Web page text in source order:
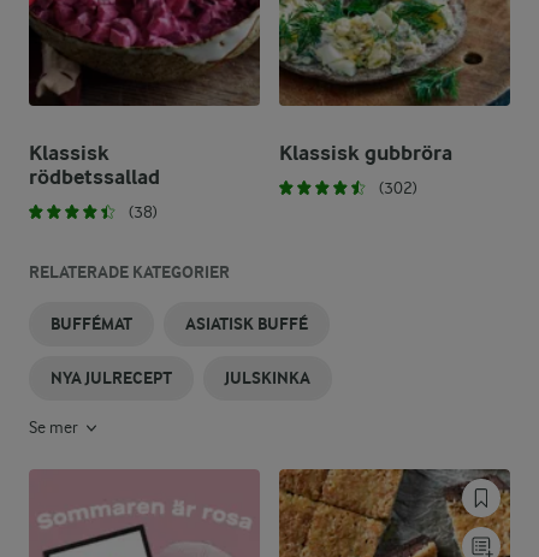
Klassisk
rödbetssallad
(38)
Klassisk gubbröra
(302)
RELATERADE KATEGORIER
BUFFÉMAT ASIATISK BUFFÉ
NYA JULRECEPT JULSKINKA
Se mer